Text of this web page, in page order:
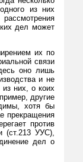
из них
дел может
их по
связи
оно лишь
и не
из них, о коих
другие
хотя бы
прекращения
против
(ст.213 УУС),
дел о